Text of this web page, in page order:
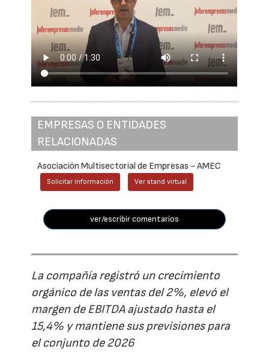
EMPRESAS O ENTIDADES
RELACIONADAS
Asociación Multisectorial de Empresas - AMEC
Solicitar información Ver stand virtual
ver/escribir comentarios
La compañía registró un crecimiento
orgánico de las ventas del 2%, elevó el
margen de EBITDA ajustado hasta el
15,4% y mantiene sus previsiones para
el conjunto de 2026